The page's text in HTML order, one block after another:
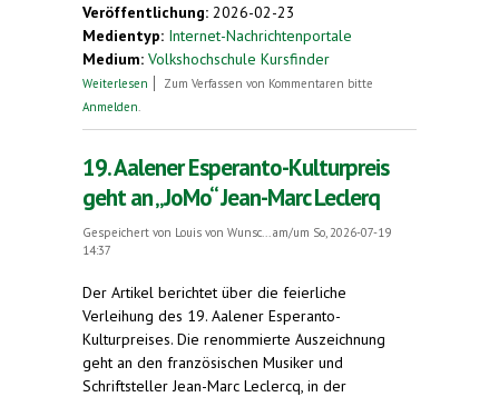
Veröffentlichung: 2026-02-23
Medientyp: Internet-Nachrichtenportale
Medium: Volkshochschule Kursfinder
Weiterlesen über Esperanto Einstiegskurs
Zum Verfassen von Kommentaren bitte
Anmelden
19. Aalener Esperanto-Kulturpreis
geht an „JoMo“ Jean-Marc Leclerq
Gespeichert von Louis von Wunsc...
am/um So, 2026-07-19
14:37
Der Artikel berichtet über die feierliche
Verleihung des 19. Aalener Esperanto-
Kulturpreises. Die renommierte Auszeichnung
geht an den französischen Musiker und
Schriftsteller Jean-Marc Leclercq, in der